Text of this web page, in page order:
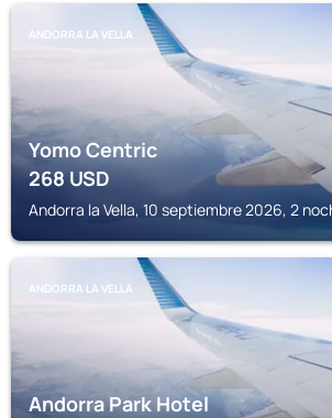
ANDORRA LA VELLA
Yomo Centric
268USD
Andorra la Vella, 10 septiembre 2026, 2
ANDORRA LA VELLA
Andorra Park Hotel